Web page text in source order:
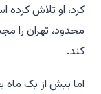
کرد، او تلاش کرده
محدود، تهران را
کند.
اما بیش از یک ماه